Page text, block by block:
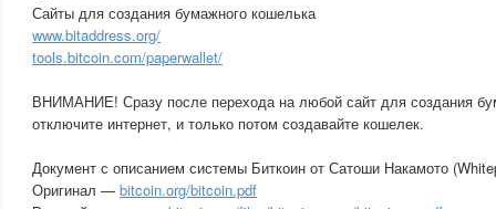
Сайты для создания бумажного кошелька
www.bitaddress.org/
tools.bitcoin.com/paperwallet/
ВНИМАНИЕ! Сразу после перехода на любой сайт для создания
отключите интернет, и только потом создавайте кошелек.
Документ с описанием системы Биткоин от Сатоши Накамото
Оригинал — bitcoin.org/bitcoin.pdf